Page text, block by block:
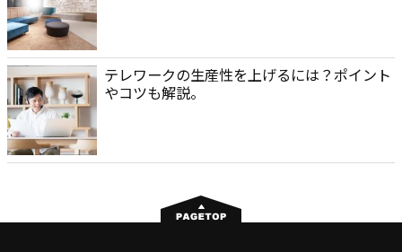
テレワークの生産性を上げるには？ポイント
やコツも解説。